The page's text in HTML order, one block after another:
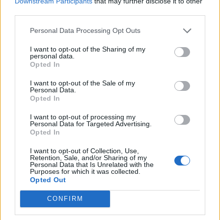
Personal Data Processing Opt Outs
I want to opt-out of the Sharing of my
personal data.
Opted In
I want to opt-out of the Sale of my
Personal Data.
Opted In
I want to opt-out of processing my
Personal Data for Targeted Advertising.
Opted In
I want to opt-out of Collection, Use,
Retention, Sale, and/or Sharing of my
Personal Data that Is Unrelated with the
Purposes for which it was collected.
Opted Out
CONFIRM
Alessandro Masala Torres
Alan Mastropietro Trastevere Calcio